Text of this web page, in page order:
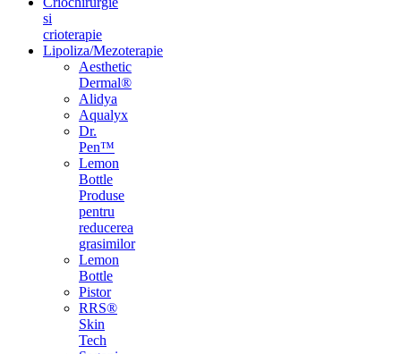
si
crioterapie
Lipoliza/Mezoterapie
Aesthetic
Dermal®
Alidya
Aqualyx
Dr.
Pen™
Lemon
Bottle
Produse
pentru
reducerea
grasimilor
Lemon
Bottle
Pistor
RRS®
Skin
Tech